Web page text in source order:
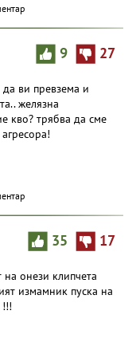
9 27
ви превзема и
желязна
кво? трябва да сме
35 17
онези клипчета
измамник пуска на
!!!